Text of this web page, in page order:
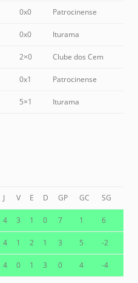
0x0 Patrocinense
0x0 Iturama
2×0 Clube dos Cem
0x1 Patrocinense
5×1 Iturama
J V E D GP GC SG
4 3 1 0 7 1 6
4 1 2 1 3 5 -2
4 0 1 3 0 4 -4